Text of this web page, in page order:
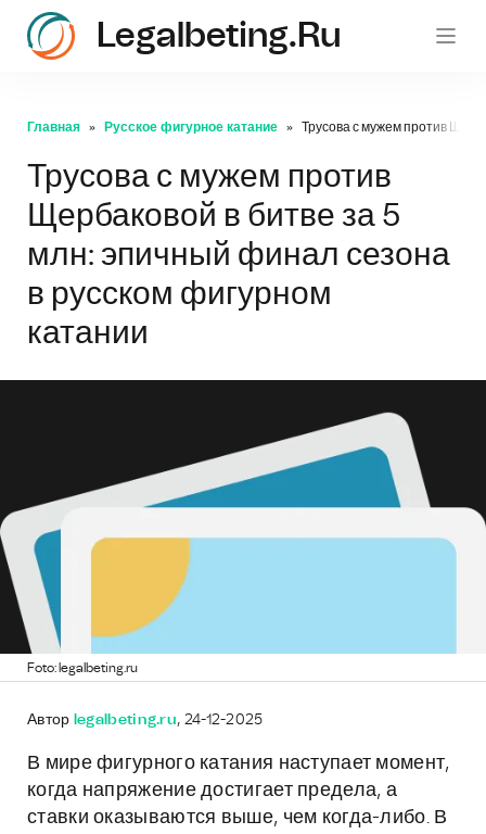
Legalbeting.ru
Главная Русское фигурное катание Трусова с мужем против
Трусова с мужем против
Щербаковой в битве за 5
млн: эпичный финал сезона
в русском фигурном
катании
Foto: legalbeting.ru
Автор legalbeting.ru, 24-12-2025
В мире фигурного катания наступает момент,
когда напряжение достигает предела, а
ставки оказываются выше, чем когда-либо. В